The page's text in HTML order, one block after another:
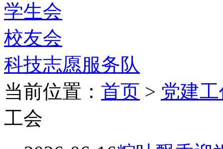
学生会
校友会
科技志愿服务队
当前位置： 首页 > 党建
工会